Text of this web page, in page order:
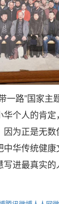
路”国家主
华个人的肯
因为正是无
华传统健康
进最真实的